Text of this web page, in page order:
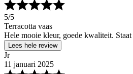
5/5
Terracotta vaas
Hele mooie kleur, goede kwaliteit.
Lees hele review
Jr
11 januari 2025